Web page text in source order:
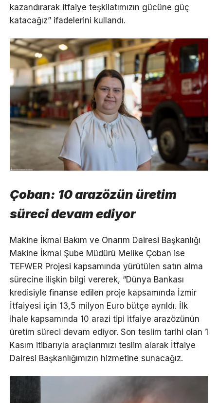
kazandırarak itfaiye teşkilatımızın gücüne güç
katacağız” ifadelerini kullandı.
Çoban: 10 arazözün üretim
süreci devam ediyor
Makine İkmal Bakım ve Onarım Dairesi Başkanlığı
Makine İkmal Şube Müdürü Melike Çoban ise
TEFWER Projesi kapsamında yürütülen satın alma
sürecine ilişkin bilgi vererek, “Dünya Bankası
kredisiyle finanse edilen proje kapsamında İzmir
İtfaiyesi için 13,5 milyon Euro bütçe ayrıldı. İlk
ihale kapsamında 10 arazi tipi itfaiye arazözünün
üretim süreci devam ediyor. Son teslim tarihi olan 1
Kasım itibarıyla araçlarımızı teslim alarak İtfaiye
Dairesi Başkanlığımızın hizmetine sunacağız.